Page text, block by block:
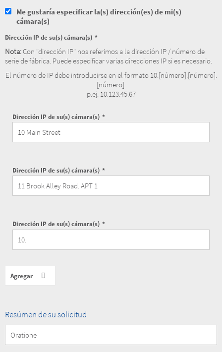
Me gustaría especificar la(s) dirección(es) de mi(s)
cámara(s)
Dirección IP de su(s) cámara(s)
Nota: Con "dirección IP" nos referimos a la dirección IP / número de
serie de fábrica. Puede especificar varias direcciones IP si es necesario.
El número de IP debe introducirse en el formato 10.[número].[número].
[número].
p.ej. 10.123.45.67
Dirección IP de su(s) cámara(s)
Dirección IP de su(s) cámara(s)
Dirección IP de su(s) cámara(s)
Summary
Request
Resúmen de su solicitud